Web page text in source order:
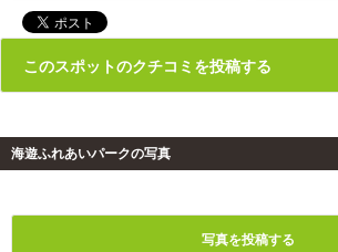
このスポットのクチコミを投稿する
海遊ふれあいパークの写真
写真を投稿する